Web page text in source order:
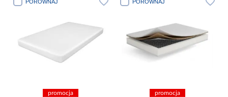
PORÓWNAJ
promocja
PORÓWNAJ
promocja